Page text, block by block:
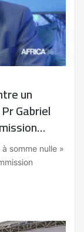
un
Gabriel
somme nulle »